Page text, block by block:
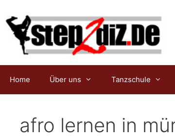
Inhalt
springen
Home Über uns Tanzschule
afro lernen in